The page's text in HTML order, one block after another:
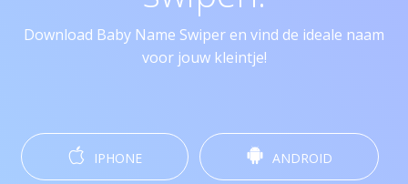
Download Baby Name Swiper en vind de ideale naam
voor jouw kleintje!
IPHONE ANDROID